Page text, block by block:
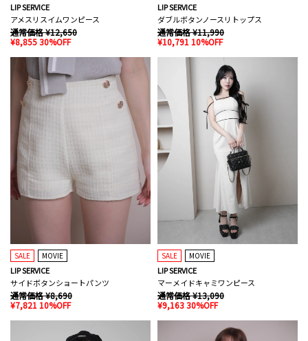
LIP SERVICE
アメスリスイムワンピース
通常価格 ¥12,650
¥8,855 30%OFF
LIP SERVICE
ダブルボタンノースリトップス
通常価格 ¥11,990
¥10,791 10%OFF
SALE MOVIE
LIP SERVICE
サイドボタンショートパンツ
通常価格 ¥8,690
¥7,821 10%OFF
SALE MOVIE
LIP SERVICE
マーメイドキャミワンピース
通常価格 ¥13,090
¥9,163 30%OFF